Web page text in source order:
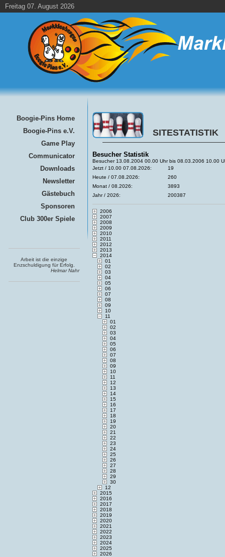
Freitag 07. August 2026
Boogie-Pins Home
Boogie-Pins e.V.
Game Play
Communicator
Downloads
Newsletter
Gästebuch
Sponsoren
Club 300er Spiele
Arbeit ist die einzige
Enzschuldigung für Erfolg.
Helmar Nahr
SITESTATISTIK
Besucher Statistik
Besucher 13.08.2004 00.00 Uhr bis 08.03.2006 10.00
Jetzt / 10.00 07.08.2026:
19
Heute / 07.08.2026:
260
Monat / 08.2026:
3893
Jahr / 2026:
200387
2006
2007
2008
2009
2010
2011
2012
2013
2014
01
02
03
04
05
06
07
08
09
10
11
01
02
03
04
05
06
07
08
09
10
11
12
13
14
15
16
17
18
19
20
21
22
23
24
25
26
27
28
29
30
12
2015
2016
2017
2018
2019
2020
2021
2022
2023
2024
2025
2026